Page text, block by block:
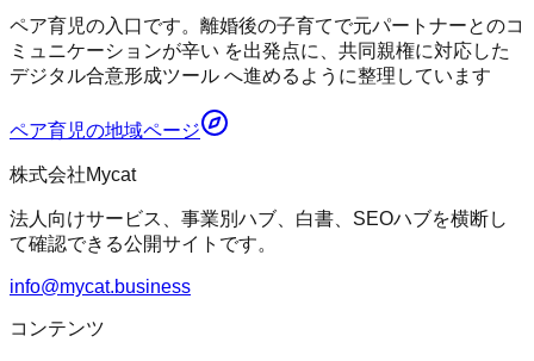
ペア育児の入口です。離婚後の子育てで元パートナーとのコ
ミュニケーションが辛い を出発点に、共同親権に対応した
デジタル合意形成ツール へ進めるように整理しています
ペア育児の地域ページ
株式会社Mycat
法人向けサービス、事業別ハブ、白書、SEOハブを横断し
て確認できる公開サイトです。
info@mycat.business
コンテンツ